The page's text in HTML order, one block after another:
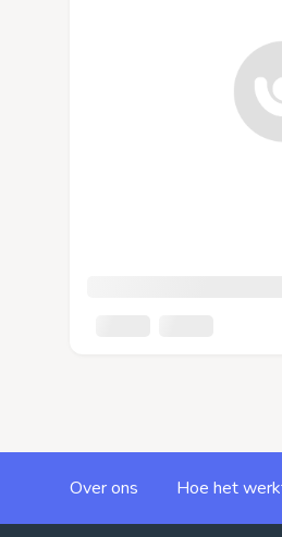
Over ons Hoe het